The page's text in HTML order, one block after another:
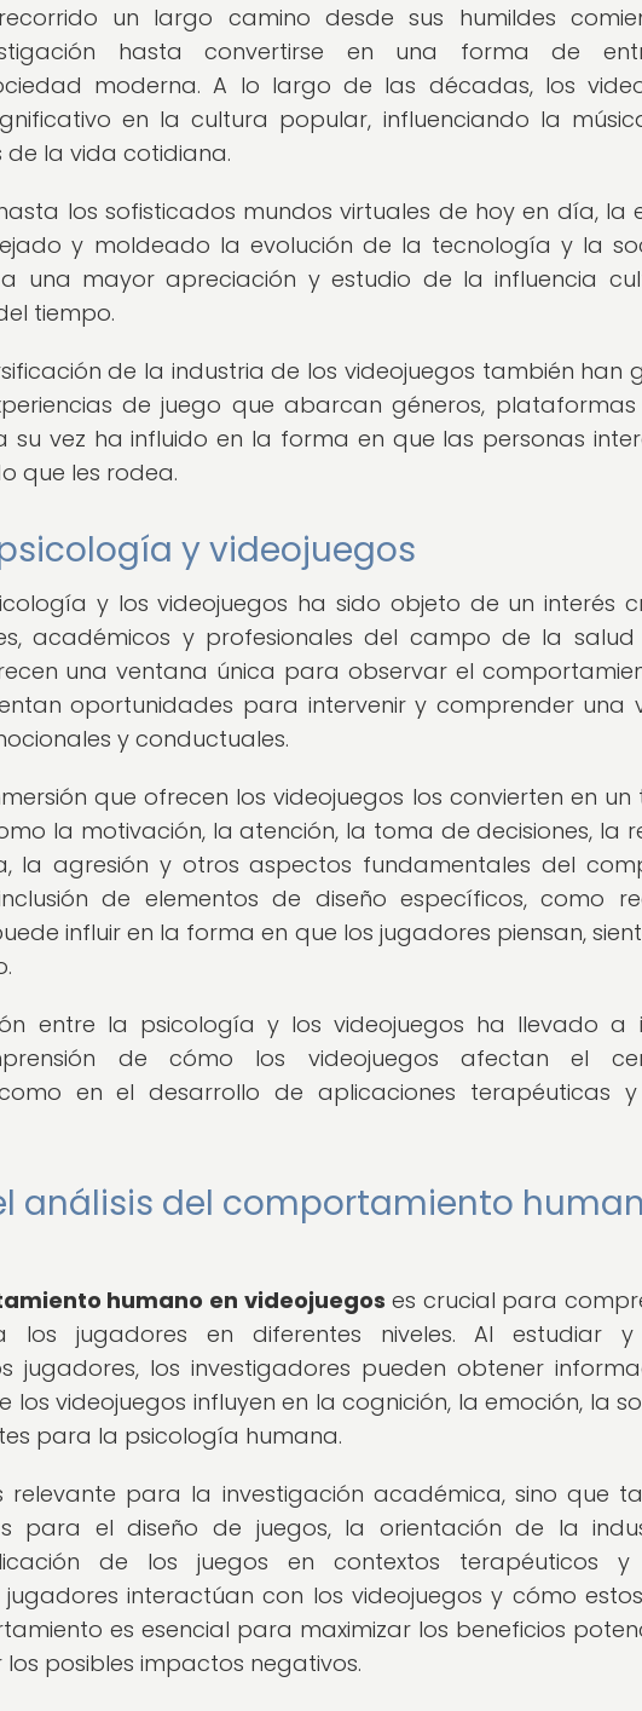
un largo camino desde sus humildes
hasta convertirse en una forma de
moderna. A lo largo de las décadas, los
en la cultura popular, influenciando la
la vida cotidiana.
los sofisticados mundos virtuales de hoy en día, la
y moldeado la evolución de la tecnología y la
una mayor apreciación y estudio de la influencia
tiempo.
de la industria de los videojuegos también han
de juego que abarcan géneros,
su vez ha influido en la forma en que las personas
que les rodea.
y videojuegos
y los videojuegos ha sido objeto de un interés
académicos y profesionales del campo de la salud
una ventana única para observar el
oportunidades para intervenir y comprender una
y conductuales.
que ofrecen los videojuegos los convierten en un
la motivación, la atención, la toma de decisiones, la
la agresión y otros aspectos fundamentales del
de elementos de diseño específicos, como
influir en la forma en que los jugadores piensan,
entre la psicología y los videojuegos ha llevado a
de cómo los videojuegos afectan el
en el desarrollo de aplicaciones terapéuticas
análisis del comportamiento
humano en videojuegos es crucial para
los jugadores en diferentes niveles. Al estudiar
jugadores, los investigadores pueden obtener
videojuegos influyen en la cognición, la emoción, la
para la psicología humana.
relevante para la investigación académica, sino que
para el diseño de juegos, la orientación de la
de los juegos en contextos terapéuticos y
interactúan con los videojuegos y cómo
es esencial para maximizar los beneficios
posibles impactos negativos.